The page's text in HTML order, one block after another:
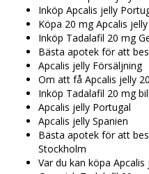
Inköp Apcalis jelly
Köpa 20 mg Apcalis
Inköp Tadalafil 20 mg
Bästa apotek för att
Apcalis jelly Försäljning
Om att få Apcalis jelly
Inköp Tadalafil 20 mg
Apcalis jelly Portugal
Apcalis jelly Spanien
Bästa apotek för att
Stockholm
Var du kan köpa